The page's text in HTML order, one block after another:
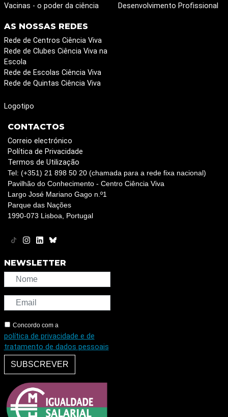
Vacinas - o poder da ciência
Desenvolvimento Profissional
AS NOSSAS REDES
Rede de Centros Ciência Viva
Rede de Clubes Ciência Viva na
Escola
Rede de Escolas Ciência Viva
Rede de Quintas Ciência Viva
Logotipo
CONTACTOS
Correio electrónico
Política de Privacidade
Termos de Utilização
Tel: (+351) 21 898 50 20 (chamada para a rede fixa nacional)
Pavilhão do Conhecimento - Centro Ciência Viva
Largo José Mariano Gago n.º1
Parque das Nações
1990-073 Lisboa, Portugal
NEWSLETTER
Concordo com a
política de privacidade e de
tratamento de dados pessoais
SUBSCREVER